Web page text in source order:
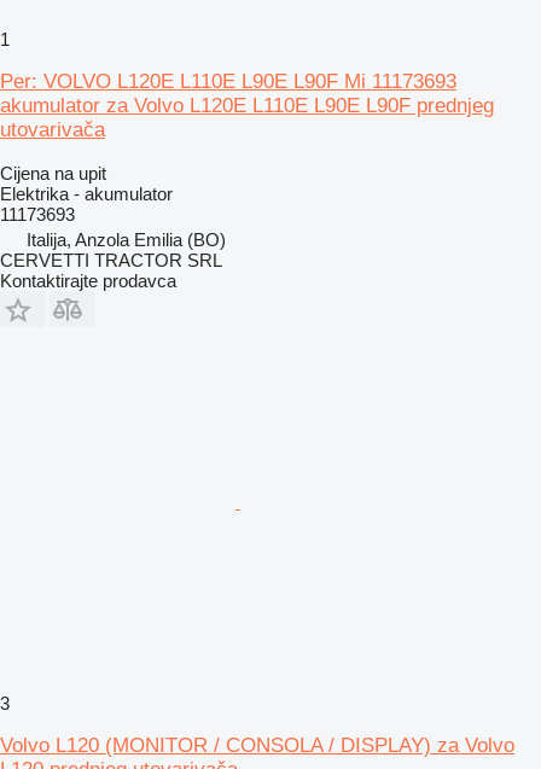
1
Per: VOLVO L120E L110E L90E L90F Mi 11173693
akumulator za Volvo L120E L110E L90E L90F prednjeg
utovarivača
Cijena na upit
Elektrika - akumulator
11173693
Italija, Anzola Emilia (BO)
CERVETTI TRACTOR SRL
Kontaktirajte prodavca
3
Volvo L120 (MONITOR / CONSOLA / DISPLAY) za Volvo